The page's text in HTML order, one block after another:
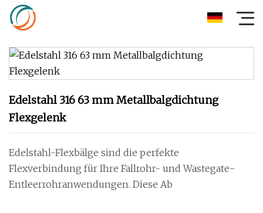
Edelstahl 316 63 mm Metallbalgdichtung
Flexgelenk
Edelstahl-Flexbälge sind die perfekte
Flexverbindung für Ihre Fallrohr- und Wastegate-
Entleerrohranwendungen. Diese Ab